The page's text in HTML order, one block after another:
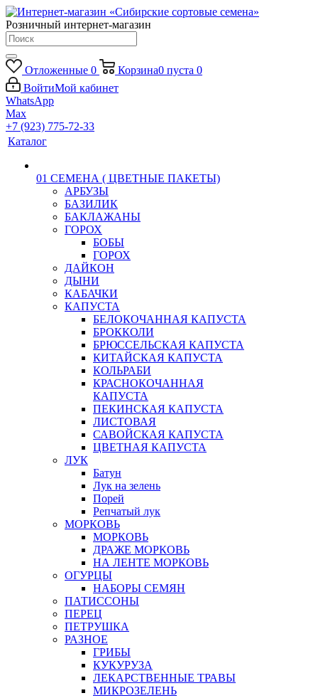
Розничный интернет-магазин
Отложенные 0 Корзина0 пуста 0
ВойтиМой кабинет
WhatsApp
Max
+7 (923) 775-72-33
Каталог
01 СЕМЕНА ( ЦВЕТНЫЕ ПАКЕТЫ)
АРБУЗЫ
БАЗИЛИК
БАКЛАЖАНЫ
ГОРОХ
БОБЫ
ГОРОХ
ДАЙКОН
ДЫНИ
КАБАЧКИ
КАПУСТА
БЕЛОКОЧАННАЯ КАПУСТА
БРОККОЛИ
БРЮССЕЛЬСКАЯ КАПУСТА
КИТАЙСКАЯ КАПУСТА
КОЛЬРАБИ
КРАСНОКОЧАННАЯ
КАПУСТА
ПЕКИНСКАЯ КАПУСТА
ЛИСТОВАЯ
САВОЙСКАЯ КАПУСТА
ЦВЕТНАЯ КАПУСТА
ЛУК
Батун
Лук на зелень
Порей
Репчатый лук
МОРКОВЬ
МОРКОВЬ
ДРАЖЕ МОРКОВЬ
НА ЛЕНТЕ МОРКОВЬ
ОГУРЦЫ
НАБОРЫ СЕМЯН
ПАТИССОНЫ
ПЕРЕЦ
ПЕТРУШКА
РАЗНОЕ
ГРИБЫ
КУКУРУЗА
ЛЕКАРСТВЕННЫЕ ТРАВЫ
МИКРОЗЕЛЕНЬ